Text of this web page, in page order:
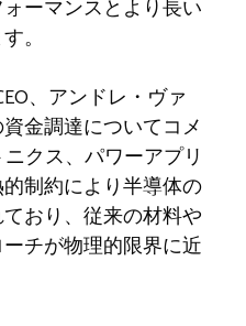
ーマンスとより長い
。
、アンドレ・ヴァ
金調達についてコメ
クス、パワーアプリ
制約により半導体の
おり、従来の材料や
チが物理的限界に近